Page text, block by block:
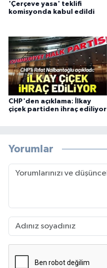
'Çerçeve yasa' teklifi
komisyonda kabul edildi
CHP'den açıklama: İlkay
çiçek partiden ihraç ediliyor
Yorumlar